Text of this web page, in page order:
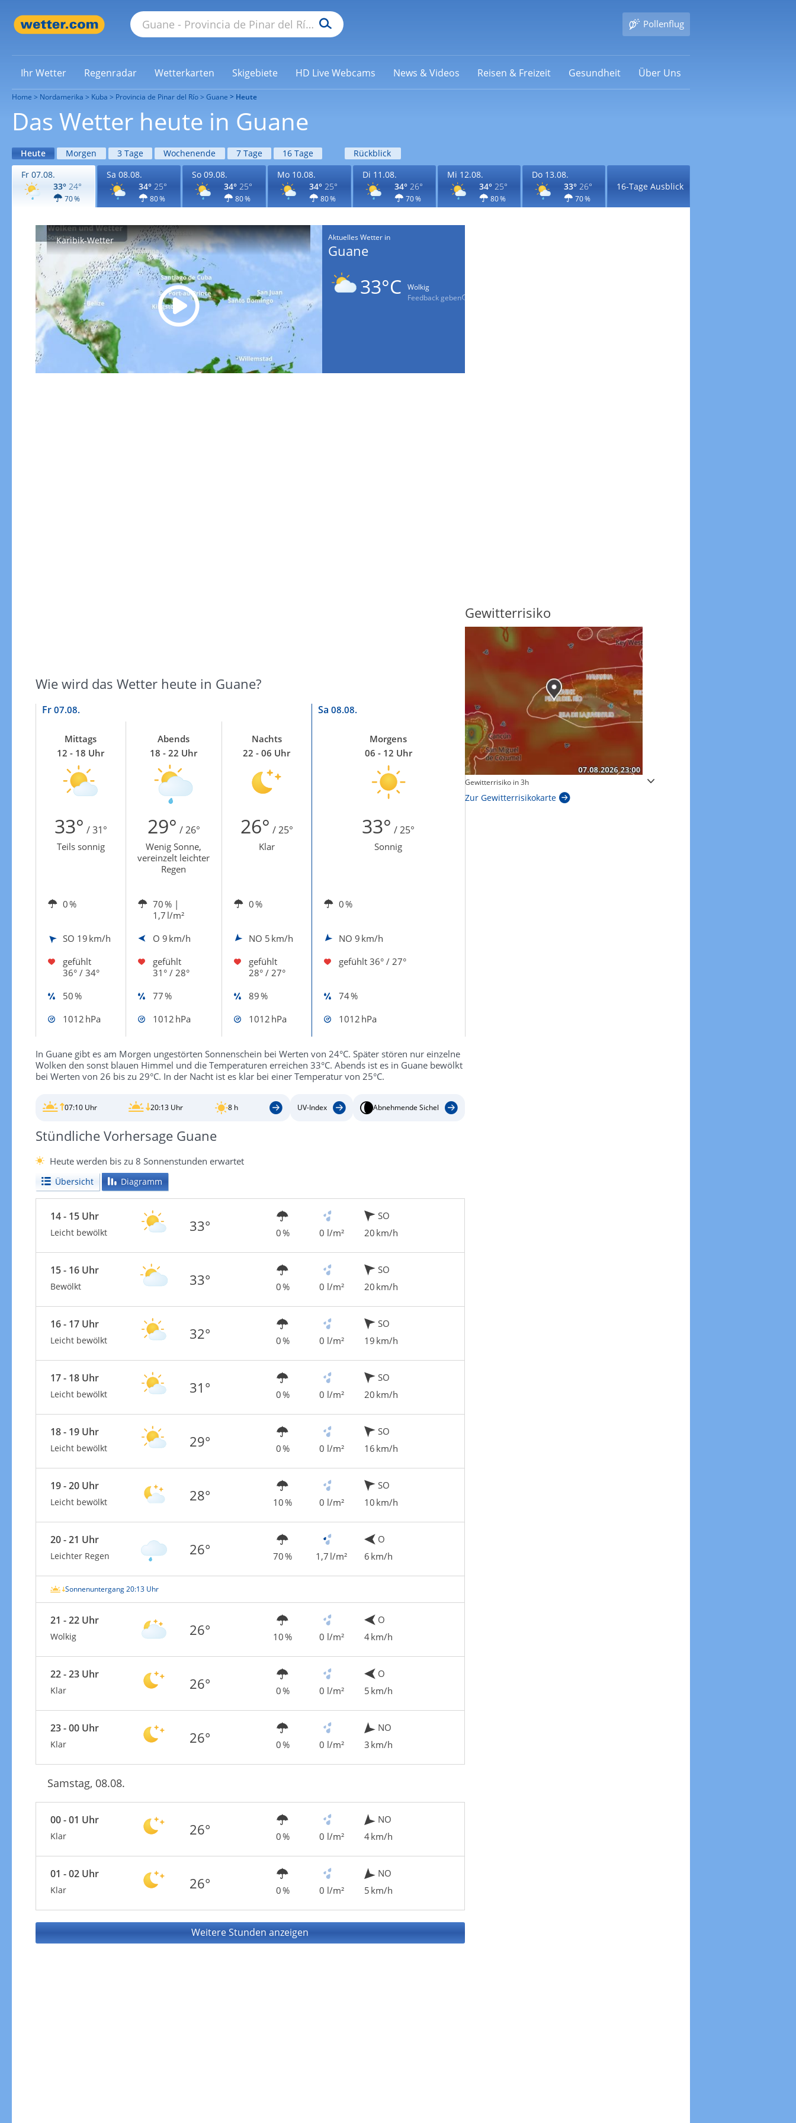
Pollenflug
Ihr Wetter Regenradar Wetterkarten Skigebiete HD Live Webcams News & Videos Reisen & Freizeit Gesundheit Über Uns
Home Nordamerika Kuba Provincia de Pinar del Río Guane Heute
Das Wetter heute in Guane
Heute Morgen 3 Tage Wochenende 7 Tage 16 Tage
Rückblick
Fr 07.08.
33° 24°
70 %
Sa 08.08.
34° 25°
80 %
So 09.08.
34° 25°
80 %
Mo 10.08.
34° 25°
80 %
Di 11.08.
34° 26°
70 %
Mi 12.08.
34° 25°
80 %
Do 13.08.
33° 26°
70 %
16-Tage Ausblick
Karibik-Wetter Aktuelles Wetter in
Guane
33°C
Wolkig
Feedback geben
Wie wird das Wetter heute in Guane?
Fr 07.08. Sa 08.08.
Mittags
12 - 18 Uhr
Abends
18 - 22 Uhr
Nachts
22 - 06 Uhr
Morgens
06 - 12 Uhr
33° / 31° 29° / 26° 26° / 25° 33° / 25°
Teils sonnig
Wenig Sonne,
vereinzelt leichter
Regen
Klar Sonnig
0 % 70 % |
1,7 l/m²
0 % 0 %
SO 19 km/h O 9 km/h NO 5 km/h NO 9 km/h
gefühlt
36° / 34°
gefühlt
31° / 28°
gefühlt
28° / 27°
gefühlt 36° / 27°
50 % 77 % 89 %
74 %
1012 hPa
1012 hPa 1012 hPa 1012 hPa
In Guane gibt es am Morgen ungestörten Sonnenschein bei Werten von 24°C. Später stören nur einzelne
Wolken den sonst blauen Himmel und die Temperaturen erreichen 33°C. Abends ist es in Guane bewölkt
bei Werten von 26 bis zu 29°C. In der Nacht ist es klar bei einer Temperatur von 25°C.
07:10 Uhr 20:13 Uhr 8 h UV-Index Abnehmende Sichel
Stündliche Vorhersage Guane
Heute werden bis zu 8 Sonnenstunden erwartet
Übersicht Diagramm
14 - 15 Uhr
Leicht bewölkt 33° 0 % 0 l/m²
SO
20 km/h
15 - 16 Uhr
Bewölkt 33° 0 % 0 l/m²
SO
20 km/h
16 - 17 Uhr
Leicht bewölkt 32° 0 % 0 l/m²
SO
19 km/h
17 - 18 Uhr
Leicht bewölkt 31° 0 % 0 l/m²
SO
20 km/h
18 - 19 Uhr
Leicht bewölkt 29° 0 % 0 l/m²
SO
16 km/h
19 - 20 Uhr
Leicht bewölkt 28° 10 % 0 l/m²
SO
10 km/h
20 - 21 Uhr
Leichter Regen 26° 70 % 1,7 l/m²
O
6 km/h
Sonnenuntergang 20:13 Uhr
21 - 22 Uhr
Wolkig 26° 10 % 0 l/m²
O
4 km/h
22 - 23 Uhr
Klar 26° 0 % 0 l/m²
O
5 km/h
23 - 00 Uhr
Klar 26° 0 % 0 l/m²
NO
3 km/h
Samstag, 08.08.
00 - 01 Uhr
Klar 26° 0 % 0 l/m²
NO
4 km/h
01 - 02 Uhr
Klar 26° 0 % 0 l/m²
NO
5 km/h
Weitere Stunden anzeigen
Windgeschwindigkeiten in 3h
Zur Windgeschwindigkeitenkarte
Sonnenschein heute
Zur Sonnenscheindauerkarte
Gewitterrisiko
Gewitterrisiko in 3h
Zur Gewitterrisikokarte
Windböen heute